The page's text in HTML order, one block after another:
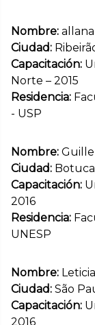
Nombre:
Ciudad:
Capacitación:
Norte – 2015
Residencia:
- USP
Nombre:
Ciudad:
Capacitación:
2016
Residencia:
UNESP
Nombre:
Ciudad: São
Capacitación:
2016